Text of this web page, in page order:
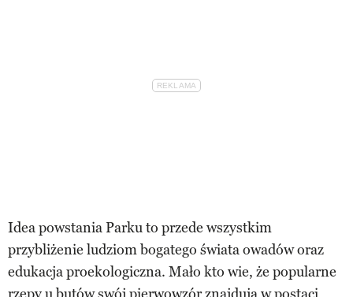
Idea powstania Parku to przede wszystkim
przybliżenie ludziom bogatego świata owadów oraz
edukacja proekologiczna. Mało kto wie, że popularne